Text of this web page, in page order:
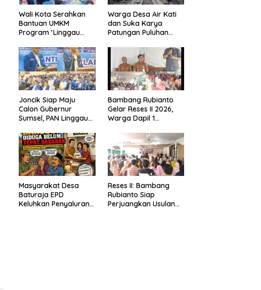
Wali Kota Serahkan
Bantuan UMKM
Program ‘Linggau
Warga Desa Air Kati
dan Suka Karya
Patungan Puluhan
Jembatan
Joncik Siap Maju
Calon Gubernur
Sumsel, PAN Linggau
DPRD
Bambang Rubianto
Gelar Reses II 2026,
Warga Dapil 1
Masyarakat Desa
Baturaja EPD
Keluhkan Penyaluran
Reses II: Bambang
Rubianto Siap
Perjuangkan Usulan